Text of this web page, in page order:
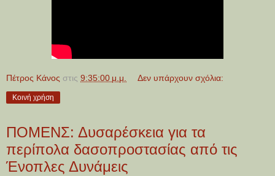
Πέτρος Κάνος στις 9:35:00 μ.μ. Δεν υπάρχουν σχόλια:
Κοινή χρήση
ΠΟΜΕΝΣ: Δυσαρέσκεια για τα
περίπολα δασοπροστασίας από τις
Ένοπλες Δυνάμεις